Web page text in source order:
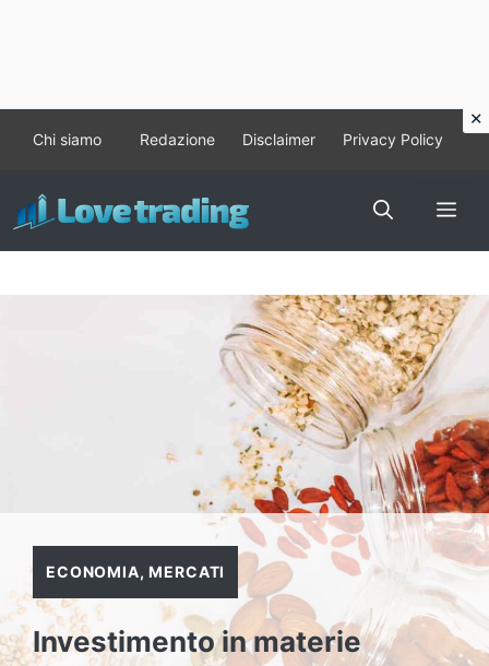
contenuto
Chi siamo Redazione Disclaimer Privacy Policy
ECONOMIA,MERCATI
Investimento in materie